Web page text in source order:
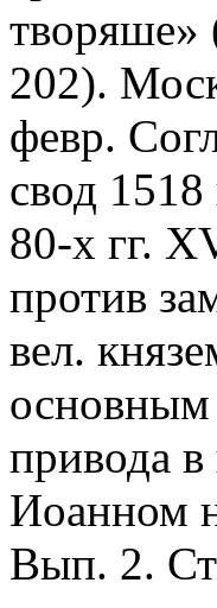
202).
февр.
свод
80-х гг.
против
вел.
основным
привода
Иоанном
Вып. 2.